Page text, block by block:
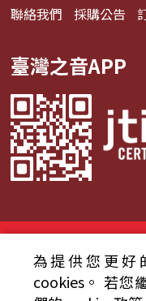
聯絡我們 採購公告
臺灣之音APP
資通安全政策聲明
為提供您更好
cookies。 若您